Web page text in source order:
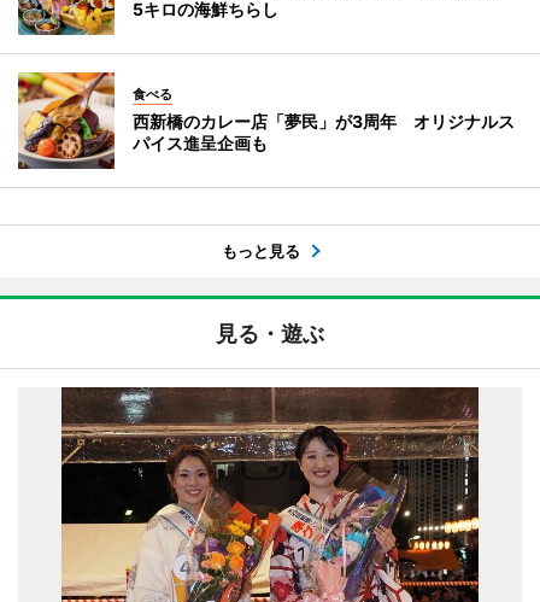
5キロの海鮮ちらし
食べる
西新橋のカレー店「夢民」が3周年 オリジナルス
パイス進呈企画も
もっと見る
見る・遊ぶ